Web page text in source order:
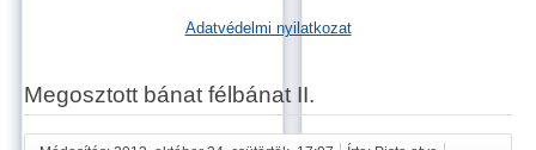
Adatvédelmi nyilatkozat
Megosztott bánat félbánat II.